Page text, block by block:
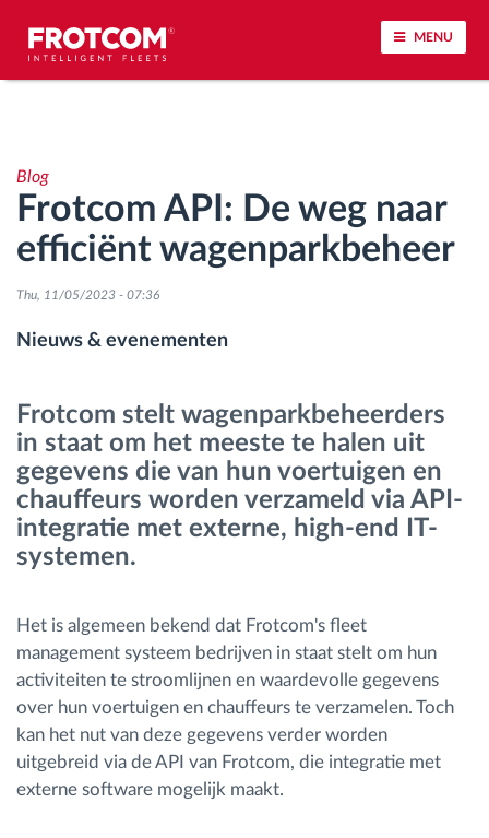
MENU
Rijgedrag analyse
Controle van rijtijden
Personeelsbeheer
Toegangsbeheer
Brandstofbeheer
Routeplanning en -monitoring
Ontdek alle functies
Hoe we de noden van elke vlootactiviteit
Blog
Frotcom API: De weg naar
efficiënt wagenparkbeheer
Thu, 11/05/2023 - 07:36
Nieuws & evenementen
Frotcom stelt wagenparkbeheerders
in staat om het meeste te halen uit
gegevens die van hun voertuigen en
chauffeurs worden verzameld via API-
integratie met externe, high-end IT-
systemen.
Het is algemeen bekend dat Frotcom's fleet
management systeem bedrijven in staat stelt om hun
activiteiten te stroomlijnen en waardevolle gegevens
over hun voertuigen en chauffeurs te verzamelen. Toch
kan het nut van deze gegevens verder worden
uitgebreid via de API van Frotcom, die integratie met
externe software mogelijk maakt.